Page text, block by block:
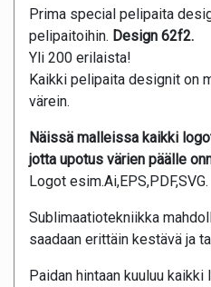
Prima special pelipaita
pelipaitoihin. Design 62f2.
Yli 200 erilaista!
Kaikki pelipaita designit on
värein.
Näissä malleissa kaikki
jotta upotus värien päälle
Logot esim.Ai,EPS,PDF,SVG.
Sublimaatiotekniikka
saadaan erittäin kestävä ja
Paidan hintaan kuuluu